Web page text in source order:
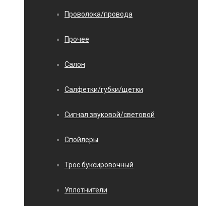
Проволока/провода
Прочее
Салон
Салфетки/губки/щетки
Сигнал звуковой/световой
Спойлеры
Трос буксировочный
Уплотнители